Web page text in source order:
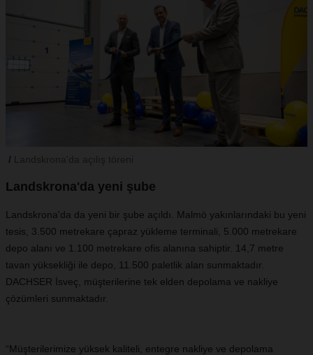
Landskrona'da yeni şube
Landskrona'da da yeni bir şube açıldı. Malmö yakınlarındaki bu yeni
tesis, 3.500 metrekare çapraz yükleme terminali, 5.000 metrekare
depo alanı ve 1.100 metrekare ofis alanına sahiptir. 14,7 metre
tavan yüksekliği ile depo, 11.500 paletlik alan sunmaktadır.
DACHSER İsveç, müşterilerine tek elden depolama ve nakliye
çözümleri sunmaktadır.
“Müşterilerimize yüksek kaliteli, entegre nakliye ve depolama